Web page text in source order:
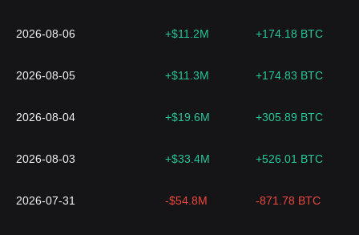
2026-08-06 +$11.2M +174.18 BTC
2026-08-05 +$11.3M +174.83 BTC
2026-08-04 +$19.6M +305.89 BTC
2026-08-03 +$33.4M +526.01 BTC
2026-07-31 -$54.8M -871.78 BTC